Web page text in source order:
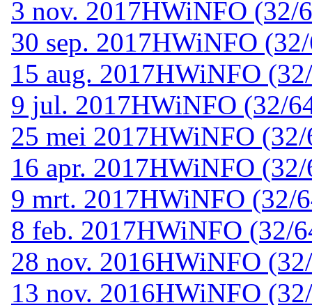
3 nov. 2017HWiNFO (32/
30 sep. 2017HWiNFO
15 aug. 2017HWiNFO
9 jul. 2017HWiNFO (32/
25 mei 2017HWiNFO
16 apr. 2017HWiNFO
9 mrt. 2017HWiNFO (32/
8 feb. 2017HWiNFO (32/
28 nov. 2016HWiNFO
13 nov. 2016HWiNFO